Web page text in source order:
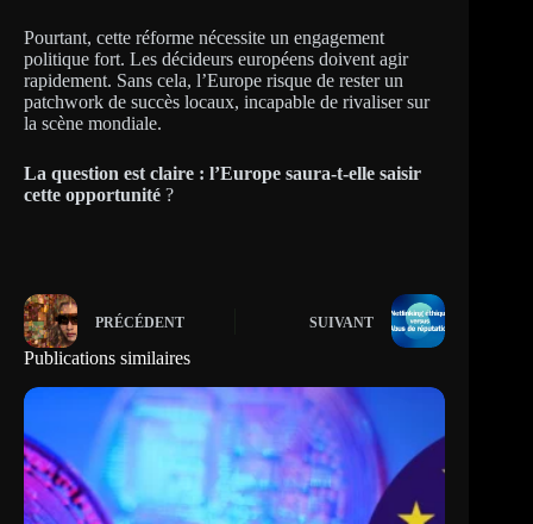
Pourtant, cette réforme nécessite un engagement
politique fort. Les décideurs européens doivent agir
rapidement. Sans cela, l’Europe risque de rester un
patchwork de succès locaux, incapable de rivaliser sur
la scène mondiale.
La question est claire : l’Europe saura-t-elle saisir
cette opportunité ?
PRÉCÉDENT SUIVANT
Publications similaires